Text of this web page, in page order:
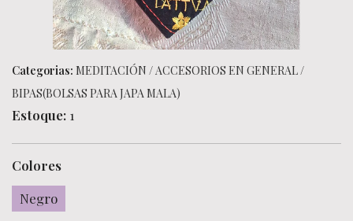
Categorias: MEDITACIÓN /ACCESORIOS EN GENERAL/
BIPAS(BOLSAS PARA JAPA MALA)
Estoque: 1
Colores
Negro